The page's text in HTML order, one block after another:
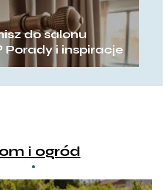
do salonu
Porady i inspiracje
i ogród